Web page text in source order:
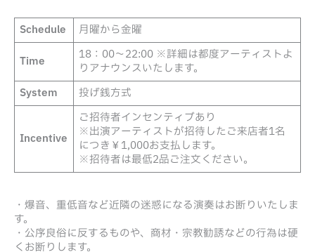
Schedule 月曜から金曜
Time
18：00～22:00 ※詳細は都度アーティストよ
りアナウンスいたします。
System
投げ銭方式
Incentive
ご招待者インセンティブあり
※出演アーティストが招待したご来店者1名
につき￥1,000お支払します。
※招待者は最低2品ご注文ください。
・爆音、重低音など近隣の迷惑になる演奏はお断りいたしま
す。
・公序良俗に反するものや、商材・宗教勧誘などの行為は硬
くお断りします。